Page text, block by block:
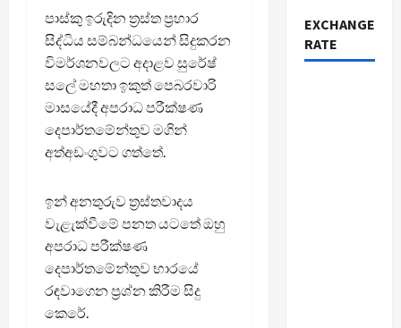
පාස්කු ඉරුදින ත්‍රස්ත ප්‍රහාර
සිද්ධිය සම්බන්ධයෙන් සිදුකරන
විමර්ශනවලට අදාළව සුරේෂ්
සලේ මහතා ඉකුත් පෙබරවාරි
මාසයේදී අපරාධ පරීක්ෂණ
දෙපාර්තමේන්තුව මගින්
අත්අඩංගුවට ගත්තේ.
ඉන් අනතුරුව ත්‍රස්තවාදය
වැළැක්වීමේ පනත යටතේ ඔහු
අපරාධ පරීක්ෂණ
දෙපාර්තමේන්තුව භාරයේ
රඳවාගෙන ප්‍රශ්න කිරීම සිදු
කෙරේ.
EXCHANGE
RATE